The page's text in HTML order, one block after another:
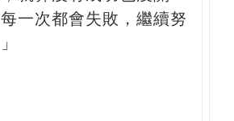
一次都會失敗，繼續努